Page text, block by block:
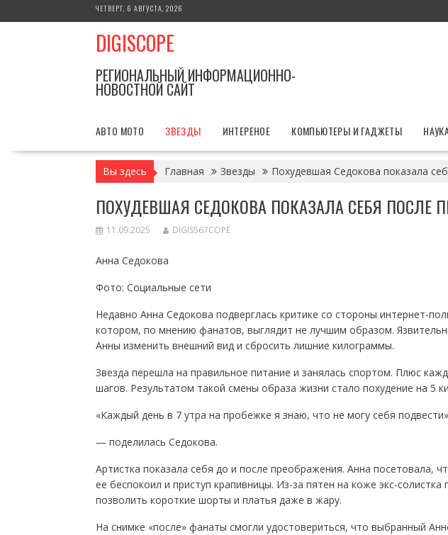
к
ЧЕТВЕРГ, 6 АВГУСТА, 2026
DIGISCOPE
РЕГИОНАЛЬНЫЙ ИНФОРМАЦИОННО-
НОВОСТНОЙ САЙТ
АВТО МОТО ЗВЕЗДЫ ИНТЕРЕНОЕ КОМПЬЮТЕРЫ И ГАДЖЕТЫ
Вы здесь Главная Звезды Похудевшая Седокова показала
ПОХУДЕВШАЯ СЕДОКОВА ПОКАЗАЛА СЕБЯ ПОСЛЕ
11.09.2025 DIGIS567COPE
Анна Седокова
Фото: Социальные сети
Недавно Анна Седокова подверглась критике со стороны интернет-
котором, по мнению фанатов, выглядит не лучшим образом.
Анны изменить внешний вид и сбросить лишние килограммы.
Звезда перешла на правильное питание и занялась спортом. Плюс
шагов. Результатом такой смены образа жизни стало похудение на 5
«Каждый день в 7 утра на пробежке я знаю, что не могу себя
— поделилась Седокова.
Артистка показала себя до и после преображения. Анна посетовала,
ее беспокоил и приступ крапивницы. Из-за пятен на коже экс-
позволить короткие шорты и платья даже в жару.
На снимке «после» фанаты смогли удостовериться, что выбранный